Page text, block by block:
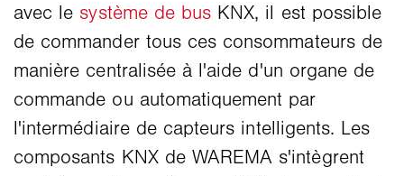
avec le système de bus KNX, il est possible
de commander tous ces consommateurs de
manière centralisée à l'aide d'un organe de
commande ou automatiquement par
l'intermédiaire de capteurs intelligents. Les
composants KNX de WAREMA s'intègrent